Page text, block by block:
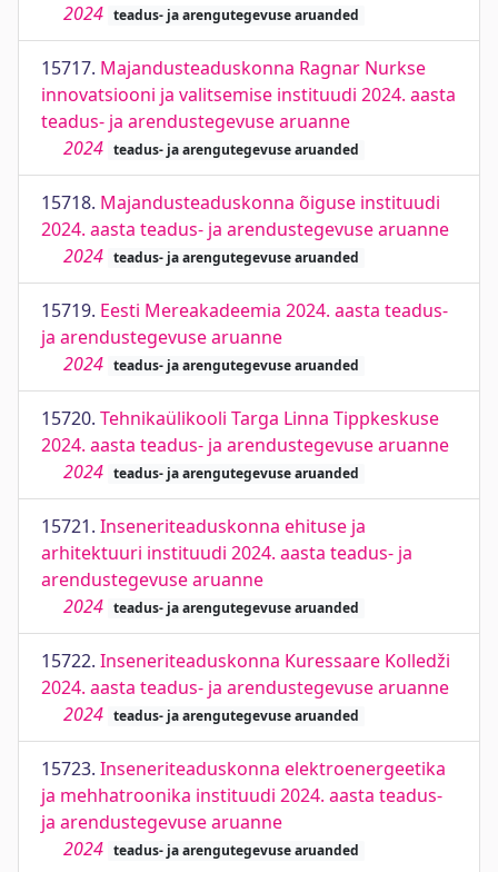
2024 teadus- ja arengutegevuse aruanded
15717. Majandusteaduskonna Ragnar Nurkse
innovatsiooni ja valitsemise instituudi 2024. aasta
teadus- ja arendustegevuse aruanne
2024 teadus- ja arengutegevuse aruanded
15718. Majandusteaduskonna õiguse instituudi
2024. aasta teadus- ja arendustegevuse aruanne
2024 teadus- ja arengutegevuse aruanded
15719. Eesti Mereakadeemia 2024. aasta teadus-
ja arendustegevuse aruanne
2024 teadus- ja arengutegevuse aruanded
15720. Tehnikaülikooli Targa Linna Tippkeskuse
2024. aasta teadus- ja arendustegevuse aruanne
2024 teadus- ja arengutegevuse aruanded
15721. Inseneriteaduskonna ehituse ja
arhitektuuri instituudi 2024. aasta teadus- ja
arendustegevuse aruanne
2024 teadus- ja arengutegevuse aruanded
15722. Inseneriteaduskonna Kuressaare Kolledži
2024. aasta teadus- ja arendustegevuse aruanne
2024 teadus- ja arengutegevuse aruanded
15723. Inseneriteaduskonna elektroenergeetika
ja mehhatroonika instituudi 2024. aasta teadus-
ja arendustegevuse aruanne
2024 teadus- ja arengutegevuse aruanded